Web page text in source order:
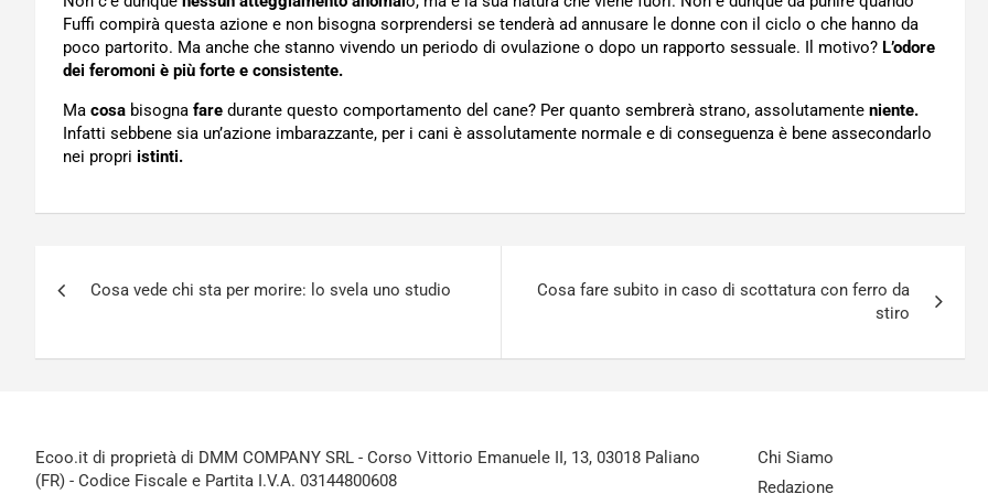
Fuffi compirà questa azione e non bisogna sorprendersi se tenderà ad annusare le donne con il ciclo o che hanno da
poco partorito. Ma anche che stanno vivendo un periodo di ovulazione o dopo un rapporto sessuale. Il motivo? L’odore
dei feromoni è più forte e consistente.
Ma cosa bisogna fare durante questo comportamento del cane? Per quanto sembrerà strano, assolutamente niente.
Infatti sebbene sia un’azione imbarazzante, per i cani è assolutamente normale e di conseguenza è bene assecondarlo
nei propri istinti.
Cosa vede chi sta per morire: lo svela uno studio
Cosa fare subito in caso di scottatura con ferro da
stiro
Ecoo.it di proprietà di DMM COMPANY SRL - Corso Vittorio Emanuele II, 13, 03018 Paliano
(FR) - Codice Fiscale e Partita I.V.A. 03144800608
Chi Siamo
Redazione